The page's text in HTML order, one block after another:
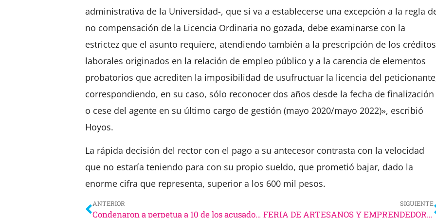
administrativa de la Universidad-, que si va a establecerse una excepción a la regla
no compensación de la Licencia Ordinaria no gozada, debe examinarse con la
estrictez que el asunto requiere, atendiendo también a la prescripción de los créditos
laborales originados en la relación de empleo público y a la carencia de elementos
probatorios que acrediten la imposibilidad de usufructuar la licencia del
correspondiendo, en su caso, sólo reconocer dos años desde la fecha de finalización
o cese del agente en su último cargo de gestión (mayo 2020/mayo 2022)», escribió
Hoyos.
La rápida decisión del rector con el pago a su antecesor contrasta con la velocidad
que no estaría teniendo para con su propio sueldo, que prometió bajar, dado la
enorme cifra que representa, superior a los 600 mil pesos.
ANTERIOR
Condenaron a perpetua a 10 de los acusados en la megacausa Campo de Mayo
SIGUIENTE
FERIA DE ARTESANOS Y EMPRENDEDORES EN EL PASEO